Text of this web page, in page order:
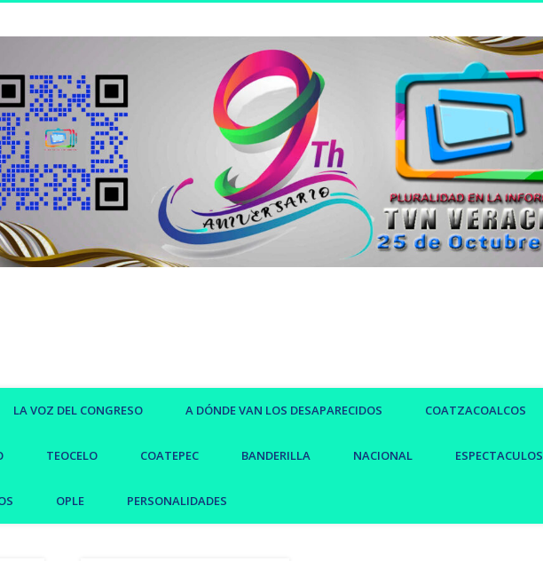
con visión joven.
LA VOZ DEL CONGRESO A DÓNDE VAN LOS DESAPARECIDOS COATZACOALCOS
TEOCELO COATEPEC BANDERILLA NACIONAL ESPECTACULOS
OPLE PERSONALIDADES